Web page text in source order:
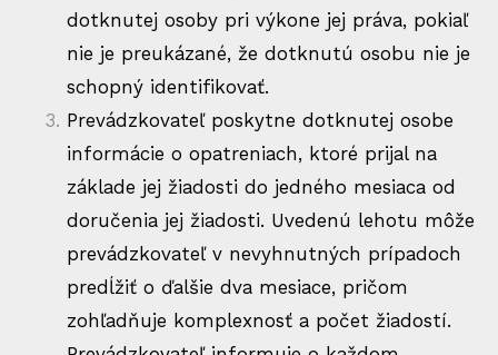
dotknutej osoby pri výkone jej práva, pokiaľ
nie je preukázané, že dotknutú osobu nie je
schopný identifikovať.
Prevádzkovateľ poskytne dotknutej osobe
informácie o opatreniach, ktoré prijal na
základe jej žiadosti do jedného mesiaca od
doručenia jej žiadosti. Uvedenú lehotu môže
prevádzkovateľ v nevyhnutných prípadoch
predĺžiť o ďalšie dva mesiace, pričom
zohľadňuje komplexnosť a počet žiadostí.